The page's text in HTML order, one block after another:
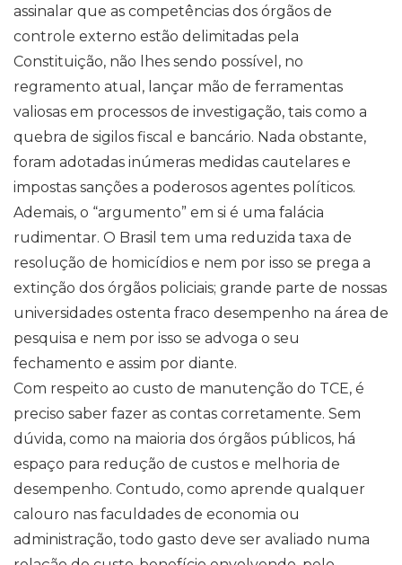
assinalar que as competências dos órgãos de
controle externo estão delimitadas pela
Constituição, não lhes sendo possível, no
regramento atual, lançar mão de ferramentas
valiosas em processos de investigação, tais como a
quebra de sigilos fiscal e bancário. Nada obstante,
foram adotadas inúmeras medidas cautelares e
impostas sanções a poderosos agentes políticos.
Ademais, o “argumento” em si é uma falácia
rudimentar. O Brasil tem uma reduzida taxa de
resolução de homicídios e nem por isso se prega a
extinção dos órgãos policiais; grande parte de nossas
universidades ostenta fraco desempenho na área de
pesquisa e nem por isso se advoga o seu
fechamento e assim por diante.
Com respeito ao custo de manutenção do TCE, é
preciso saber fazer as contas corretamente. Sem
dúvida, como na maioria dos órgãos públicos, há
espaço para redução de custos e melhoria de
desempenho. Contudo, como aprende qualquer
calouro nas faculdades de economia ou
administração, todo gasto deve ser avaliado numa